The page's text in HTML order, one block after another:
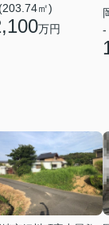
㎡)
万円
-